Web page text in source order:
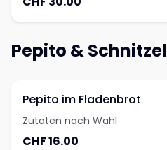
Pepito & Schnitzel
Pepito im Fladenbrot
Zutaten nach Wahl
CHF 16.00